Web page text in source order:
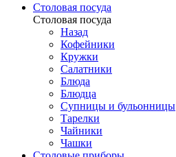
Столовая посуда
Столовая посуда
Назад
Кофейники
Кружки
Салатники
Блюда
Блюдца
Супницы и бульонницы
Тарелки
Чайники
Чашки